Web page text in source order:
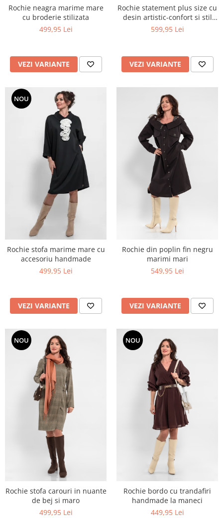
Rochie neagra marime mare
cu broderie stilizata
499,95 Lei
VEZI VARIANTE
Rochie statement plus size cu
desin artistic-confort si stil
fara compromis
599,95 Lei
VEZI VARIANTE
NOU
Rochie stofa marime mare cu
accesoriu handmade
499,95 Lei
VEZI VARIANTE
Rochie din poplin fin negru
marimi mari
549,95 Lei
VEZI VARIANTE
NOU
Rochie stofa carouri in nuante
de bej si maro
499,95 Lei
NOU
Rochie bordo cu trandafiri
handmade la maneci
449,95 Lei